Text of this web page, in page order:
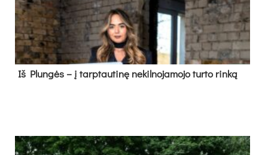
Iš Plungės – į tarptautinę nekilnojamojo turto rinką